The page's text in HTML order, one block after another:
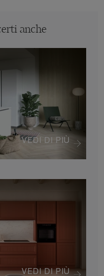
anche
VEDI DI PIÙ
VEDI DI PIÙ